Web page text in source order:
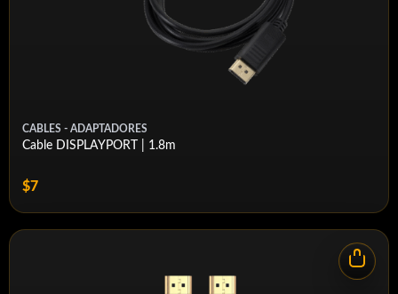
CABLES - ADAPTADORES
Cable DISPLAYPORT | 1.8m
$7